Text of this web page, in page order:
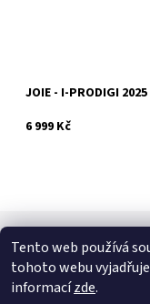
JOIE - I-PRODIGI
6 999 Kč
Kontakt
Tento web používá
tohoto webu
informacízde.